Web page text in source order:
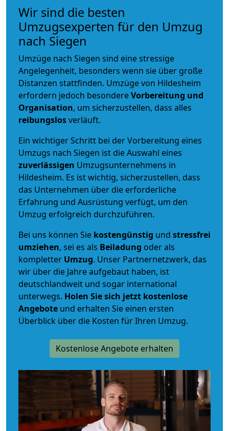
Wir sind die besten
Umzugsexperten für den Umzug
nach Siegen
Umzüge nach Siegen sind eine stressige
Angelegenheit, besonders wenn sie über große
Distanzen stattfinden. Umzüge von Hildesheim
erfordern jedoch besondereVorbereitung und
Organisation, um sicherzustellen, dass alles
reibungslosverläuft.
Ein wichtiger Schritt bei der Vorbereitung eines
Umzugs nach Siegen ist die Auswahl eines
zuverlässigen Umzugsunternehmens in
Hildesheim. Es ist wichtig, sicherzustellen, dass
das Unternehmen über die erforderliche
Erfahrung und Ausrüstung verfügt, um den
Umzug erfolgreich durchzuführen.
Bei uns können Sie kostengünstig und stressfrei
umziehen, sei es als Beiladung oder als
kompletter Umzug. Unser Partnernetzwerk, das
wir über die Jahre aufgebaut haben, ist
deutschlandweit und sogar international
unterwegs. Holen Sie sich jetzt kostenlose
Angebote und erhalten Sie einen ersten
Überblick über die Kosten für Ihren Umzug.
Kostenlose Angebote erhalten